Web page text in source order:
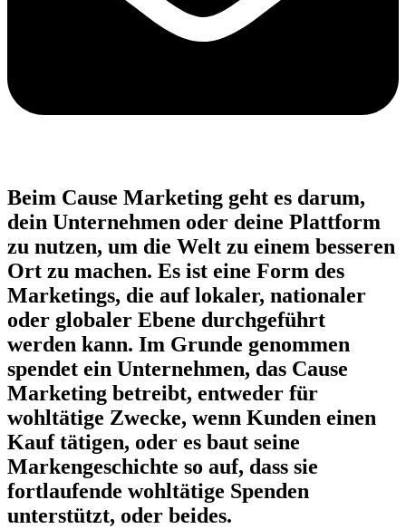
Beim Cause Marketing geht es darum,
dein Unternehmen oder deine Plattform
zu nutzen, um die Welt zu einem besseren
Ort zu machen. Es ist eine Form des
Marketings, die auf lokaler, nationaler
oder globaler Ebene durchgeführt
werden kann. Im Grunde genommen
spendet ein Unternehmen, das Cause
Marketing betreibt, entweder für
wohltätige Zwecke, wenn Kunden einen
Kauf tätigen, oder es baut seine
Markengeschichte so auf, dass sie
fortlaufende wohltätige Spenden
unterstützt, oder beides.